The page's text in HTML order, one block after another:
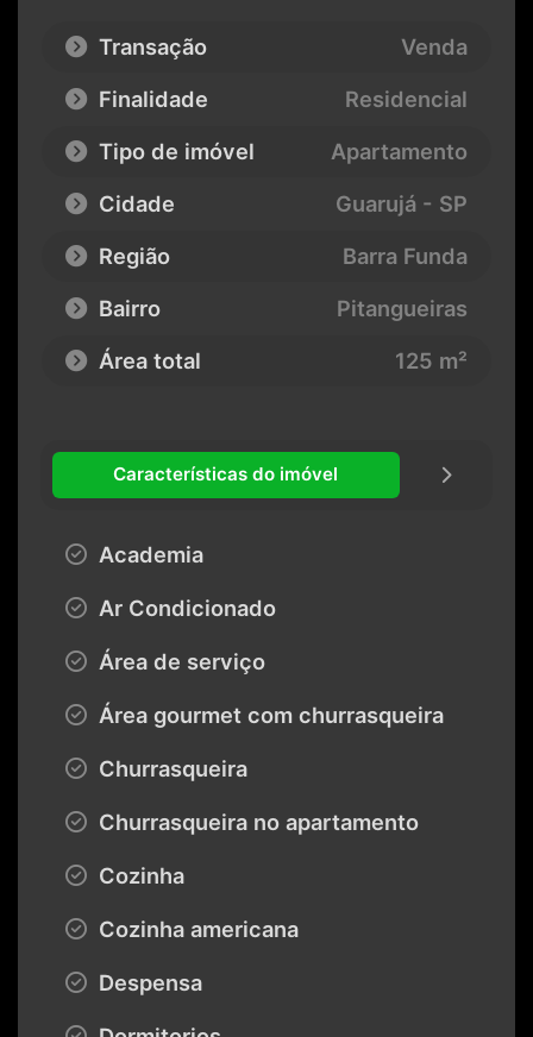
Transação
Venda
Finalidade
Residencial
Tipo de imóvel
Apartamento
Cidade
Guarujá - SP
Região
Barra Funda
Bairro
Pitangueiras
Área total
125 m²
Características do imóvel
Academia
Ar Condicionado
Área de serviço
Área gourmet com churrasqueira
Churrasqueira
Churrasqueira no apartamento
Cozinha
Cozinha americana
Despensa